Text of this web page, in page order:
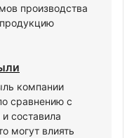
производства
компании
сравнению с
составила
могут влиять